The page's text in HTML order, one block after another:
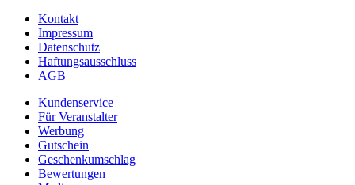
Kontakt
Impressum
Datenschutz
Haftungsausschluss
AGB
Kundenservice
Für Veranstalter
Werbung
Gutschein
Geschenkumschlag
Bewertungen